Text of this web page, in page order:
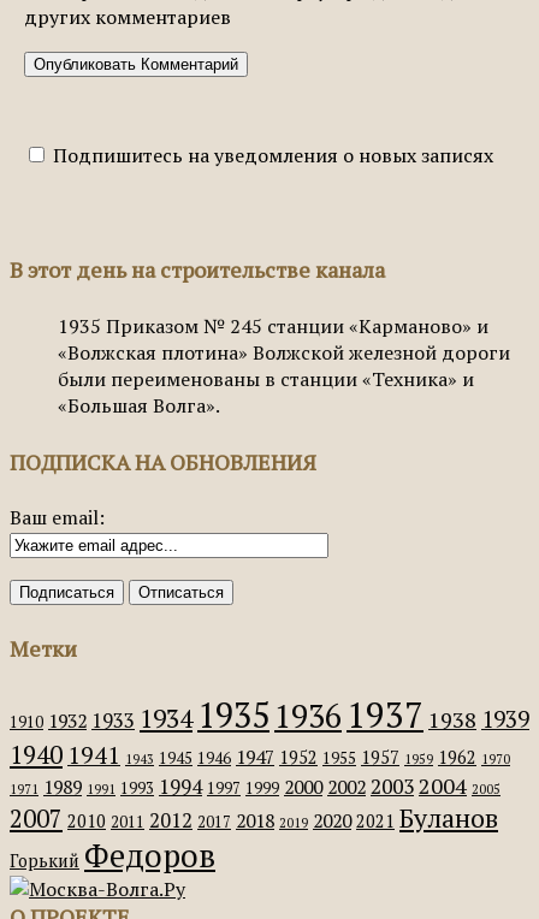
других комментариев
Подпишитесь на уведомления о новых записях
В этот день на строительстве канала
1935 Приказом № 245 станции «Карманово» и
«Волжская плотина» Волжской железной дороги
были переименованы в станции «Техника» и
«Большая Волга».
ПОДПИСКА НА ОБНОВЛЕНИЯ
Ваш email:
Метки
1910 1932 1933 1934 1935 1936 1937 1938 1939
1940 1941 1943 1945 1946 1947 1952 1955 1957 1959 1962 1970
1971 1989 1991 1993 1994 1997 1999 2000 2002 20032004 2005
2007 2010 2011 2012 2017 2018 2019 2020 2021 Буланов
Горький Федоров